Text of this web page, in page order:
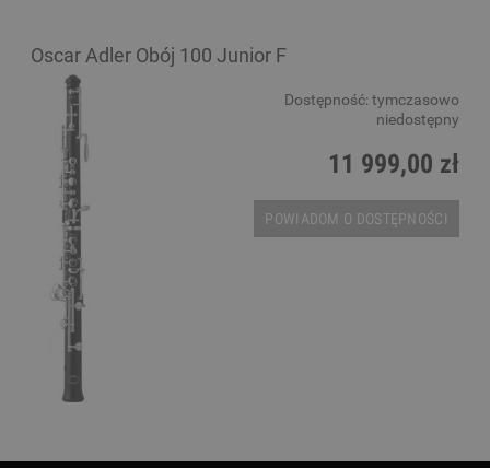
Oscar Adler Obój 100 Junior F
Dostępność: tymczasowo
niedostępny
11 999,00 zł
POWIADOM O DOSTĘPNOŚCI